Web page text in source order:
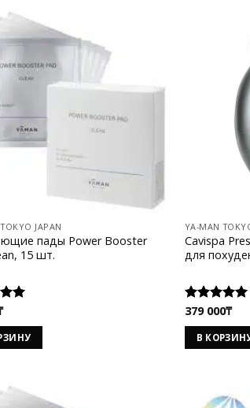
JAPAN
пады Power Booster
15 шт.
5
YA-MAN
Cavispa
для
Оценка
5.00из 5
379 000₸
В